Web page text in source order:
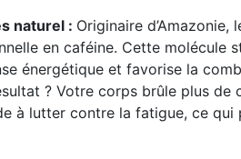
naturel : Originaire
en caféine. Cette molécule
énergétique et favorise la
? Votre corps brûle plus de
à lutter contre la fatigue, ce